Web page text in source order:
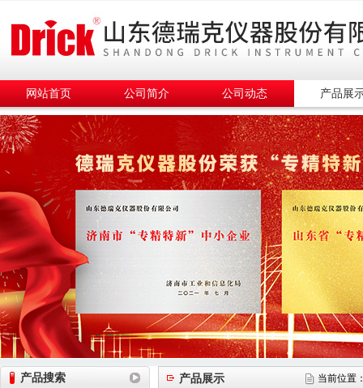
网站首页 公司简介 公司动态 产品展
产品搜索 产品展示 当前位置